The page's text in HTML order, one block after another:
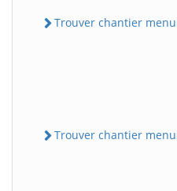
Trouver chantier
Trouver chantier